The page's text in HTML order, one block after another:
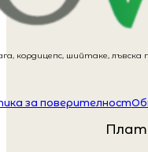
кордицепс, шийтаке, лъвска
за поверителност